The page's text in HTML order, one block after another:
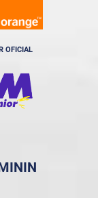
OFICIAL